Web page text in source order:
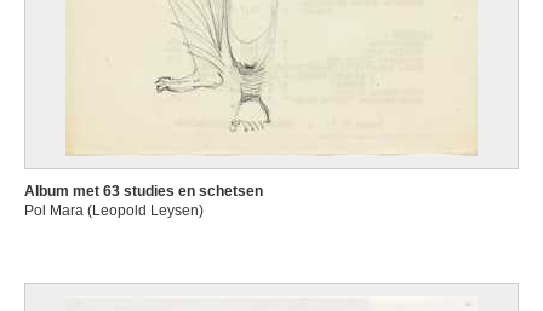
Album met 63 studies en schetsen
Pol Mara (Leopold Leysen)